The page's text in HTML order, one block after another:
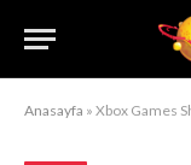
Anasayfa » Xbox Games